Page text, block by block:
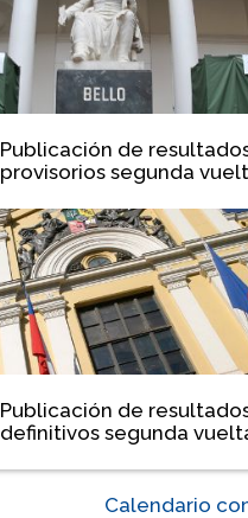
Publicación de
provisorios segunda
Publicación de
definitivos segunda
Calendario